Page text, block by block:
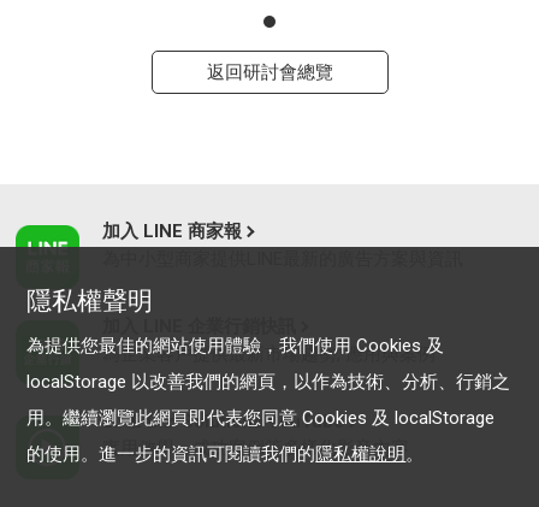
返回研討會總覽
加入 LINE 商家報
為企業客戶提供最新市場趨勢, 應用與案例
LINE Biz-Solutions YouTube
實用教學、成功案例等多樣化影音內容
隱私權聲明
為提供您最佳的網站使用體驗，我們使用 Cookies 及
localStorage 以改善我們的網頁，以作為技術、分析、行銷之
用。繼續瀏覽此網頁即代表您同意 Cookies 及 localStorage
的使用。進一步的資訊可閱讀我們的隱私權說明。